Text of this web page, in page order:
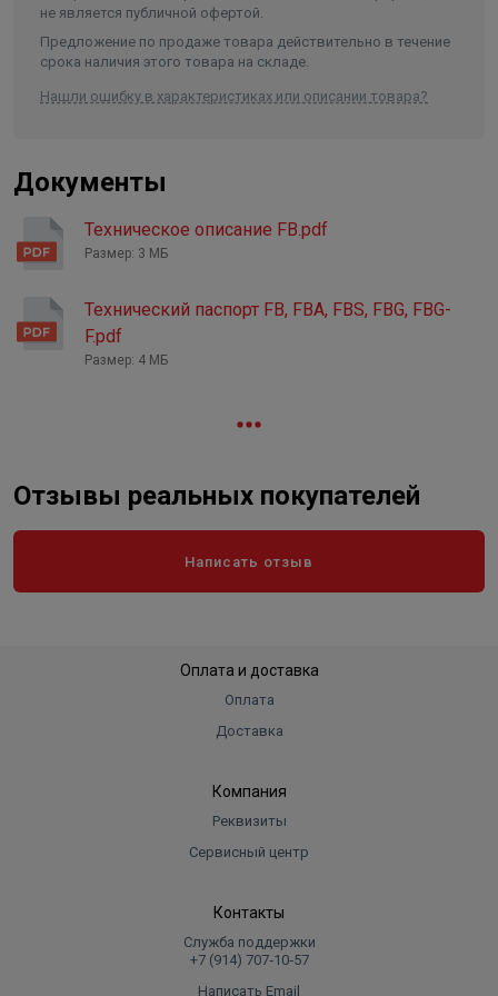
Монтажная длина 180 мм
Тип и размер присоединения, Ø 1½"
Материал вала керамика
Длина в упаковке, см.
Ширина в упаковке, см. 13.000
Вес в упаковке, кг 2.600
не является публичной офертой.
Предложение по продаже товара действительно в течение
срока наличия этого товара на складе.
Нашли ошибку в характеристиках или описании товара?
Документы
Техническое описание FB.pdf
Размер: 3 МБ
Технический паспорт FB, FBA, FBS, FBG, FBG-
F.pdf
Размер: 4 МБ
Отзывы реальных покупателей
Написать отзыв
Оплата и доставка
Оплата
Доставка
Компания
Реквизиты
Сервисный центр
Контакты
Служба поддержки
+7 (914) 707‑10‑57
Написать Email